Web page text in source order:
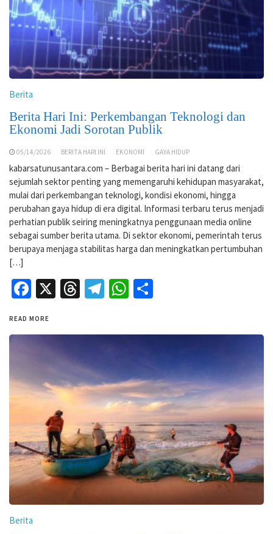
Berita
Berita Hari Ini: Perkembangan Teknologi dan
Ekonomi Jadi Sorotan Publik
05/14/2026 BERITA HARI INI EKONOMI GAYA HIDUP
kabarsatunusantara.com – Berbagai berita hari ini datang dari
sejumlah sektor penting yang memengaruhi kehidupan masyarakat,
mulai dari perkembangan teknologi, kondisi ekonomi, hingga
perubahan gaya hidup di era digital. Informasi terbaru terus menjadi
perhatian publik seiring meningkatnya penggunaan media online
sebagai sumber berita utama. Di sektor ekonomi, pemerintah terus
berupaya menjaga stabilitas harga dan meningkatkan pertumbuhan
[…]
Facebook
X Threads
Telegram
WhatsApp
READ MORE
Berita